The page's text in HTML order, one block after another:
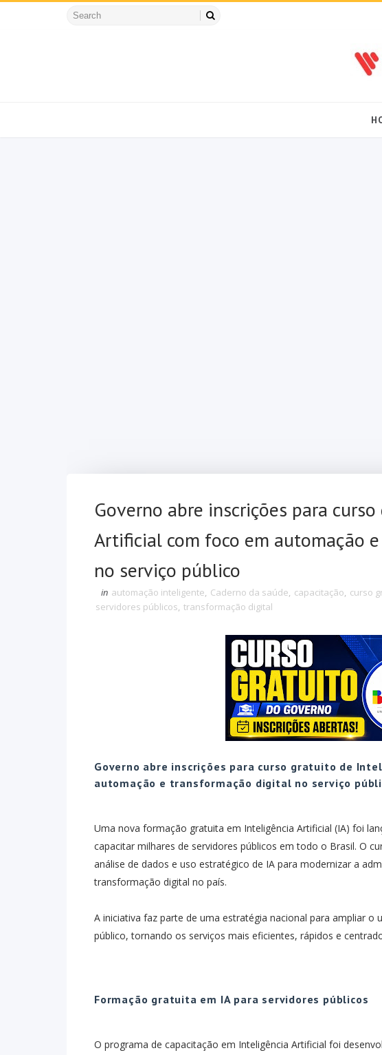
Governo abre inscrições para
Artificial com foco em automação
no serviço público
in automação inteligente, Caderno da saúde, capacitação, curso
servidores públicos, transformação digital
Governo abre inscrições para curso gratuito de
automação e transformação digital no serviço
Uma nova formação gratuita em Inteligência Artificial (IA) foi
capacitar milhares de servidores públicos em todo o Brasil. O
análise de dados e uso estratégico de IA para modernizar a
transformação digital no país.
A iniciativa faz parte de uma estratégia nacional para ampliar o
público, tornando os serviços mais eficientes, rápidos e
Formação gratuita em IA para servidores públicos
O programa de capacitação em Inteligência Artificial foi